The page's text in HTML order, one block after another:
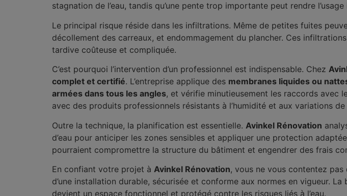
stagnation de l’eau, tandis qu’une pente trop importante peut rendre
Le principal risque réside dans les infiltrations. Même de petites fuites
décollement des carreaux, et endommagement du plancher. Ces
tardive coûteuse et compliquée.
C’est pourquoi l’intervention d’un professionnel est indispensable. Chez
complet et certifié. L’entreprise applique des membranes liquides ou
armées dans tous les angles, et vérifie minutieusement les raccords avec
avec des produits professionnels résistants à l’humidité et aux variations
Outre la technique, la planification est essentielle. Avinkel Rénovation
d’eau pour anticiper les zones sensibles et appliquer une protection
pourraient compromettre la structure du bâtiment et engendrer des frais
En confiant votre projet à Avinkel Rénovation, vous ne vous contentez
d’une installation durable, sécurisée et conforme aux normes en vigueur.
devient un espace fonctionnel et protégé contre les risques liés à l’eau.